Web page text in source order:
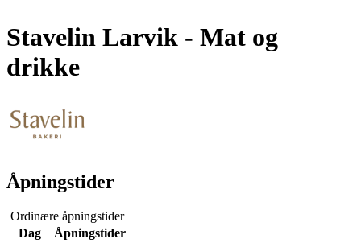
Stavelin Larvik - Mat og
drikke
Åpningstider
Ordinære åpningstider
Dag
Åpningstider